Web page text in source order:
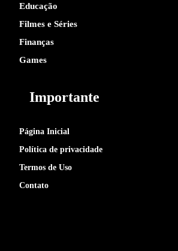
Educação
Filmes e Séries
Finanças
Games
Importante
Página Inicial
Política de privacidade
Termos de Uso
Contato